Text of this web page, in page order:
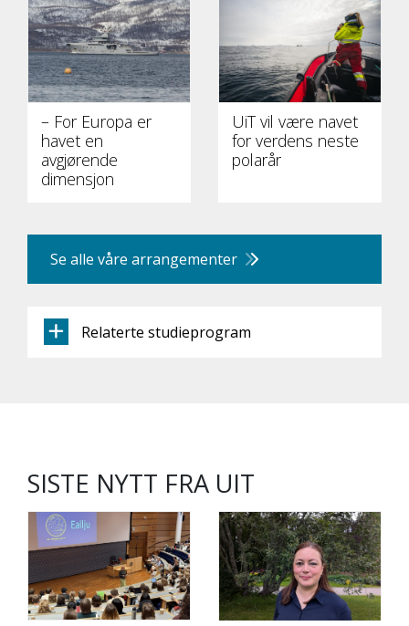
– For Europa er
havet en
avgjørende
dimensjon
UiT vil være navet
for verdens neste
polarår
Se alle våre arrangementer
Relaterte studieprogram
SISTE NYTT FRA UIT